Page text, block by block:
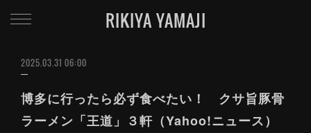
RIKIYA YAMAJI
2025.03.31 06:00
博多に行ったら必ず食べたい！ クサ旨豚骨
ラーメン「王道」３軒（Yahoo!ニュース）